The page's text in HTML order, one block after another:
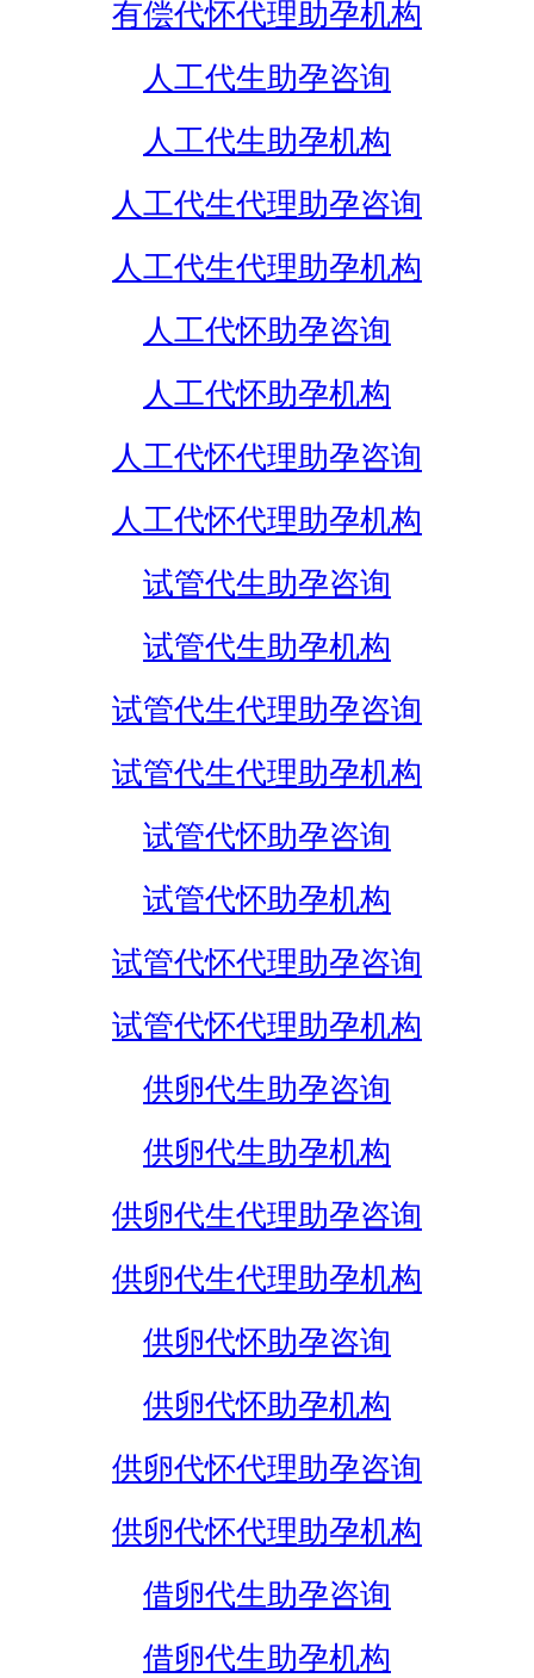
有偿代怀代理助孕机构
人工代生助孕咨询
人工代生助孕机构
人工代生代理助孕咨询
人工代生代理助孕机构
人工代怀助孕咨询
人工代怀助孕机构
人工代怀代理助孕咨询
人工代怀代理助孕机构
试管代生助孕咨询
试管代生助孕机构
试管代生代理助孕咨询
试管代生代理助孕机构
试管代怀助孕咨询
试管代怀助孕机构
试管代怀代理助孕咨询
试管代怀代理助孕机构
供卵代生助孕咨询
供卵代生助孕机构
供卵代生代理助孕咨询
供卵代生代理助孕机构
供卵代怀助孕咨询
供卵代怀助孕机构
供卵代怀代理助孕咨询
供卵代怀代理助孕机构
借卵代生助孕咨询
借卵代生助孕机构